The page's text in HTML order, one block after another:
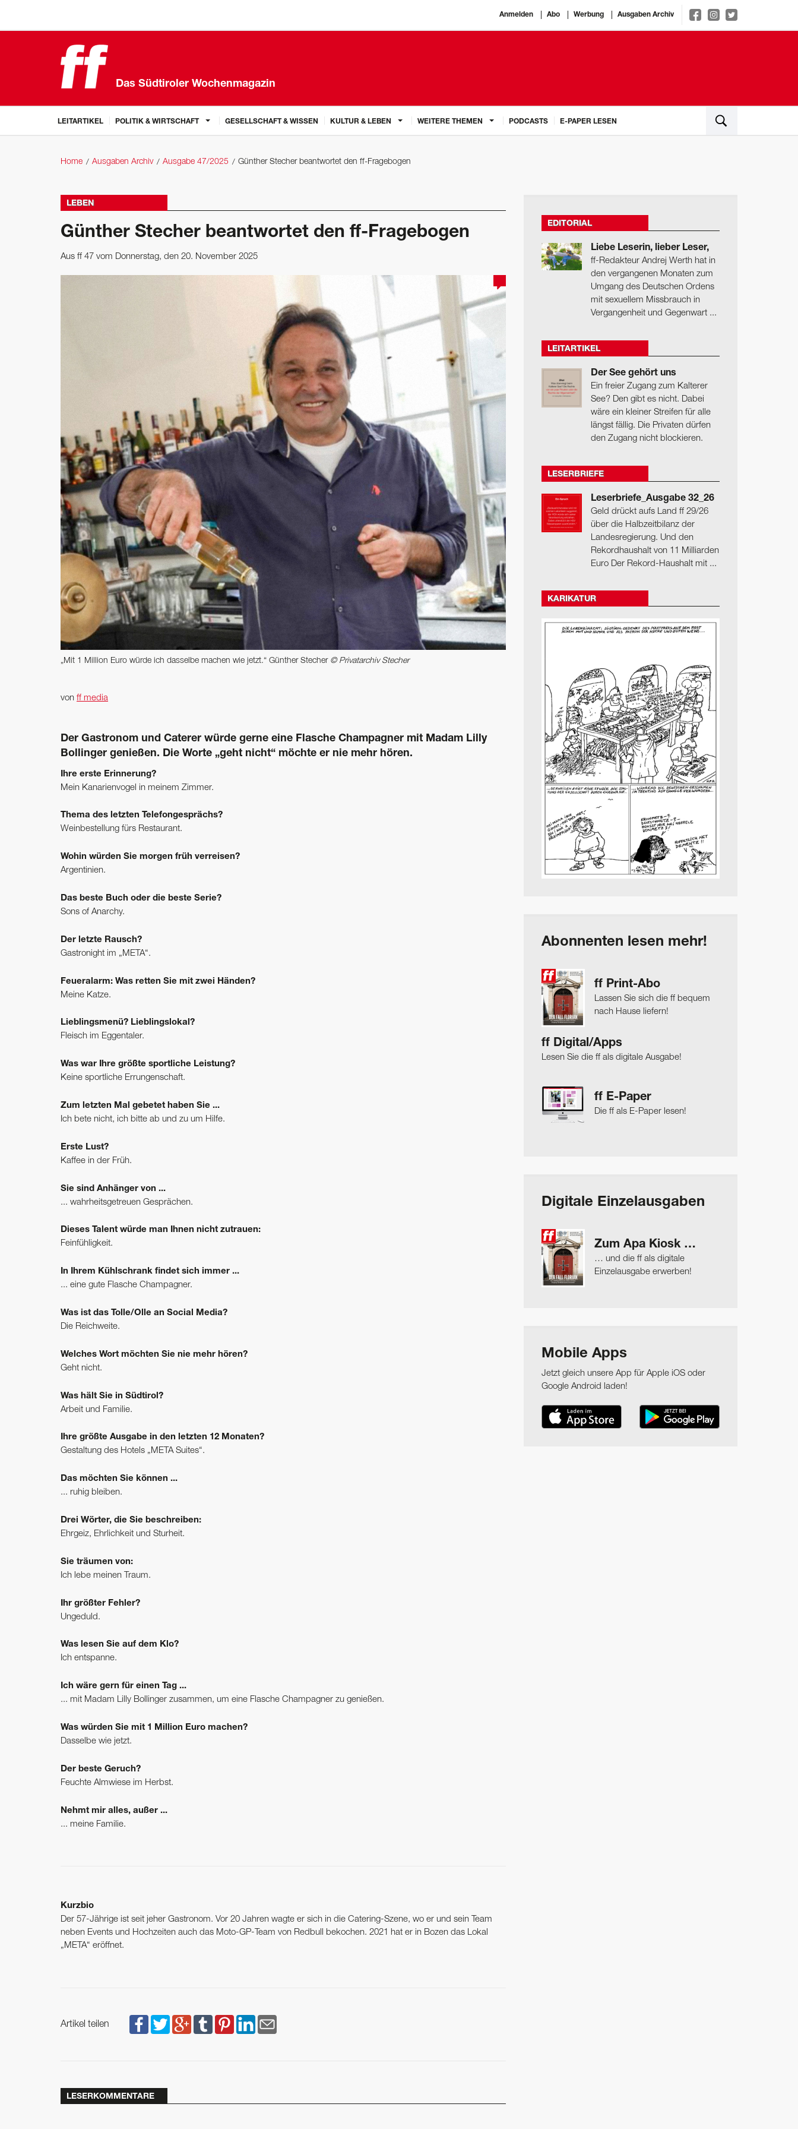
Anmelden Abo Werbung Ausgaben Archiv
Das Südtiroler Wochenmagazin
LEITARTIKEL POLITIK & WIRTSCHAFT GESELLSCHAFT & WISSEN KULTUR & LEBEN WEITERE THEMEN PODCASTS E-PAPER LESEN
Home Ausgaben Archiv Ausgabe 47/2025 Günther Stecher beantwortet den ff-Fragebogen
LEBEN
Günther Stecher beantwortet den ff-Fragebogen
Aus ff 47 vom Donnerstag, den 20. November 2025
„Mit 1 Million Euro würde ich dasselbe machen wie jetzt.“ Günther Stecher © Privatarchiv Stecher
von ff media
Der Gastronom und Caterer würde gerne eine Flasche Champagner mit Madam Lilly
Bollinger genießen. Die Worte „geht nicht“ möchte er nie mehr hören.
Ihre erste Erinnerung?
Mein Kanarienvogel in meinem Zimmer.
Thema des letzten Telefongesprächs?
Weinbestellung fürs Restaurant.
Wohin würden Sie morgen früh verreisen?
Argentinien.
Das beste Buch oder die beste Serie?
Sons of Anarchy.
Der letzte Rausch?
Gastronight im „META“.
Feueralarm: Was retten Sie mit zwei Händen?
Meine Katze.
Lieblingsmenü? Lieblingslokal?
Fleisch im Eggentaler.
Was war Ihre größte sportliche Leistung?
Keine sportliche Errungenschaft.
Zum letzten Mal gebetet haben Sie ...
Ich bete nicht, ich bitte ab und zu um Hilfe.
Erste Lust?
Kaffee in der Früh.
Sie sind Anhänger von ...
... wahrheitsgetreuen Gesprächen.
Dieses Talent würde man Ihnen nicht zutrauen:
Feinfühligkeit.
In Ihrem Kühlschrank findet sich immer ...
... eine gute Flasche Champagner.
Was ist das Tolle/Olle an Social Media?
Die Reichweite.
Welches Wort möchten Sie nie mehr hören?
Geht nicht.
Was hält Sie in Südtirol?
Arbeit und Familie.
Ihre größte Ausgabe in den letzten 12 Monaten?
Gestaltung des Hotels „META Suites“.
Das möchten Sie können ...
... ruhig bleiben.
Drei Wörter, die Sie beschreiben:
Ehrgeiz, Ehrlichkeit und Sturheit.
Sie träumen von:
Ich lebe meinen Traum.
Ihr größter Fehler?
Ungeduld.
Was lesen Sie auf dem Klo?
Ich entspanne.
Ich wäre gern für einen Tag ...
... mit Madam Lilly Bollinger zusammen, um eine Flasche Champagner zu genießen.
Was würden Sie mit 1 Million Euro machen?
Dasselbe wie jetzt.
Der beste Geruch?
Feuchte Almwiese im Herbst.
Nehmt mir alles, außer ...
... meine Familie.
Kurzbio
Der 57-Jährige ist seit jeher Gastronom. Vor 20 Jahren wagte er sich in die Catering-Szene, wo er und sein Team
neben Events und Hochzeiten auch das Moto-GP-Team von Redbull bekochen. 2021 hat er in Bozen das Lokal
„META“ eröffnet.
Artikel teilen
LESERKOMMENTARE
EDITORIAL
Liebe Leserin, lieber Leser,
ff-Redakteur Andrej Werth hat in
den vergangenen Monaten zum
Umgang des Deutschen Ordens
mit sexuellem Missbrauch in
Vergangenheit und Gegenwart ...
LEITARTIKEL
Der See gehört uns
Ein freier Zugang zum Kalterer
See? Den gibt es nicht. Dabei
wäre ein kleiner Streifen für alle
längst fällig. Die Privaten dürfen
den Zugang nicht blockieren.
LESERBRIEFE
Leserbriefe_Ausgabe 32_26
Geld drückt aufs Land ff 29/26
über die Halbzeitbilanz der
Landesregierung. Und den
Rekordhaushalt von 11 Milliarden
Euro Der Rekord-Haushalt mit ...
KARIKATUR
Abonnenten lesen mehr!
ff Print-Abo
Lassen Sie sich die ff bequem
nach Hause liefern!
ff Digital/Apps
Lesen Sie die ff als digitale Ausgabe!
ff E-Paper
Die ff als E-Paper lesen!
Digitale Einzelausgaben
Zum Apa Kiosk …
… und die ff als digitale
Einzelausgabe erwerben!
Mobile Apps
Jetzt gleich unsere App für Apple iOS oder
Google Android laden!